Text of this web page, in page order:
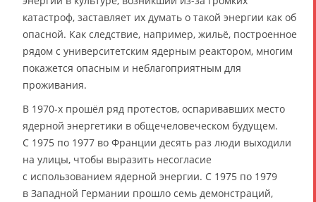
катастроф, заставляет их думать о такой энергии как об
опасной. Как следствие, например, жильё, построенное
рядом с университетским ядерным реактором, многим
покажется опасным и неблагоприятным для
проживания.
В 1970-х прошёл ряд протестов, оспаривавших место
ядерной энергетики в общечеловеческом будущем.
С 1975 по 1977 во Франции десять раз люди выходили
на улицы, чтобы выразить несогласие
с использованием ядерной энергии. С 1975 по 1979
в Западной Германии прошло семь демонстраций,